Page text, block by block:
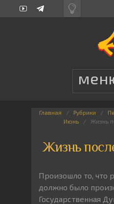
Главная Рубрики
Июнь
Жизнь
Жизнь
Произошло то, что
должно было
Государственная